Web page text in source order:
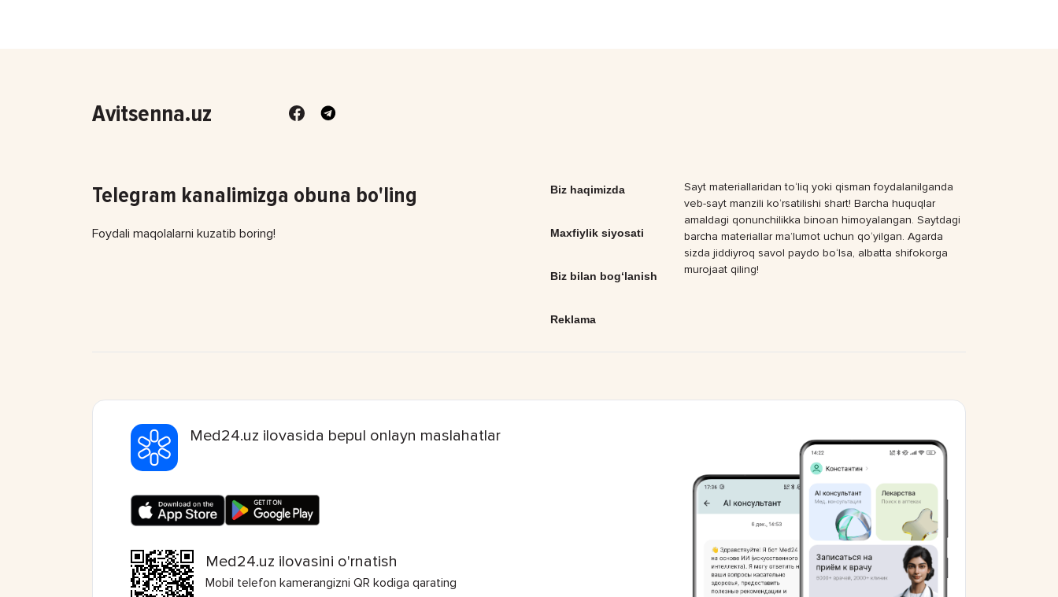
Avitsenna.uz
Telegram kanalimizga obuna bo'ling
Foydali maqolalarni kuzatib boring!
Biz haqimizda
Maxfiylik siyosati
Biz bilan bog‘lanish
Reklama
Sayt materiallaridan to‘liq yoki qisman foydalanilganda
veb-sayt manzili ko‘rsatilishi shart! Barcha huquqlar
amaldagi qonunchilikka binoan himoyalangan. Saytdagi
barcha materiallar ma’lumot uchun qo‘yilgan. Agarda
sizda jiddiyroq savol paydo bo‘lsa, albatta shifokorga
murojaat qiling!
Med24.uz ilovasida bepul onlayn maslahatlar
Med24.uz ilovasini o'rnatish
Mobil telefon kamerangizni QR kodiga qarating